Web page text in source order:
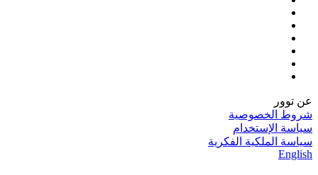
عن توور
شروط الخصوصية
سياسة الإستخدام
سياسة الملكية الفكرية
English